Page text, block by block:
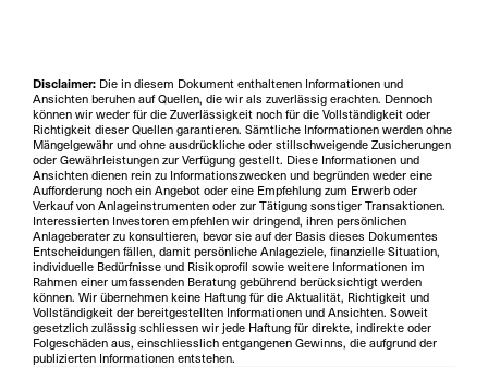
Disclaimer: Die in diesem Dokument enthaltenen Informationen und
Ansichten beruhen auf Quellen, die wir als zuverlässig erachten. Dennoch
können wir weder für die Zuverlässigkeit noch für die Vollständigkeit oder
Richtigkeit dieser Quellen garantieren. Sämtliche Informationen werden ohne
Mängelgewähr und ohne ausdrückliche oder stillschweigende Zusicherungen
oder Gewährleistungen zur Verfügung gestellt. Diese Informationen und
Ansichten dienen rein zu Informationszwecken und begründen weder eine
Aufforderung noch ein Angebot oder eine Empfehlung zum Erwerb oder
Verkauf von Anlageinstrumenten oder zur Tätigung sonstiger Transaktionen.
Interessierten Investoren empfehlen wir dringend, ihren persönlichen
Anlageberater zu konsultieren, bevor sie auf der Basis dieses Dokumentes
Entscheidungen fällen, damit persönliche Anlageziele, finanzielle Situation,
individuelle Bedürfnisse und Risikoprofil sowie weitere Informationen im
Rahmen einer umfassenden Beratung gebührend berücksichtigt werden
können. Wir übernehmen keine Haftung für die Aktualität, Richtigkeit und
Vollständigkeit der bereitgestellten Informationen und Ansichten. Soweit
gesetzlich zulässig schliessen wir jede Haftung für direkte, indirekte oder
Folgeschäden aus, einschliesslich entgangenen Gewinns, die aufgrund der
publizierten Informationen entstehen.